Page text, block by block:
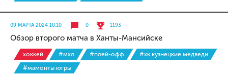
09 МАРТА 2024 10:10 0 1193
Обзор второго матча в Ханты-Мансийске
хоккей #мхл #плей-офф
#хк кузнецкие медведи
#мамонты югры